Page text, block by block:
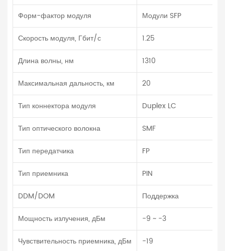
Форм-фактор модуля
Модули SFP
Скорость модуля, Гбит/с
1.25
Длина волны, нм
1310
Максимальная дальность, км
20
Тип коннектора модуля
Duplex LC
Тип оптического волокна
SMF
Тип передатчика
FP
Тип приемника
PIN
DDM/DOM
Поддержка
Мощность излучения, дБм
-9 ~ -3
Чувствительность приемника, дБм
-19